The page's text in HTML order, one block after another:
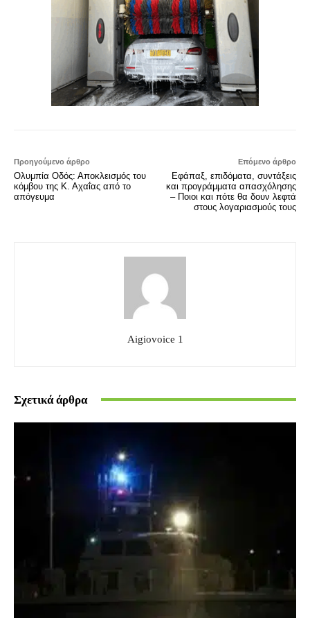
Προηγούμενο άρθρο
Ολυμπία Οδός: Αποκλεισμός του
κόμβου της Κ. Αχαΐας από το
απόγευμα
Επόμενο άρθρο
Εφάπαξ, επιδόματα, συντάξεις
και προγράμματα απασχόλησης
– Ποιοι και πότε θα δουν λεφτά
στους λογαριασμούς τους
Aigiovoice 1
Σχετικά άρθρα